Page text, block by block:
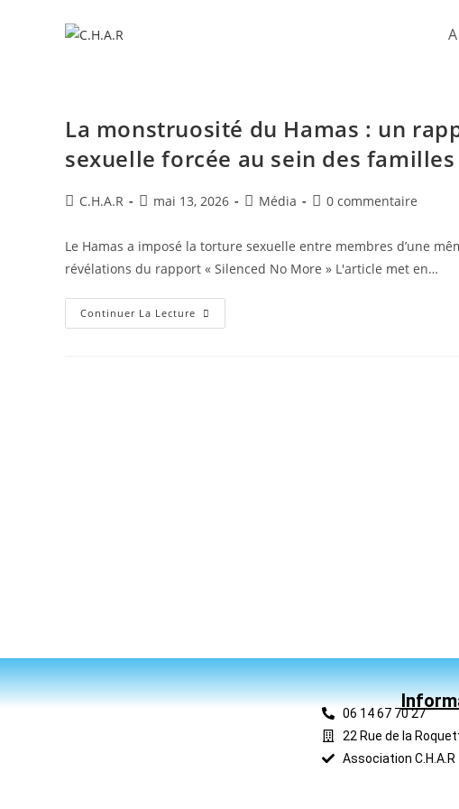
La monstruosité du Hamas : un
sexuelle forcée au sein des familles
C.H.A.R mai 13, 2026 Média 0 commentaire
Le Hamas a imposé la torture sexuelle entre membres d’une
révélations du rapport « Silenced No More » ​L'article met en…
Continuer La Lecture
06 14 67 70 27
22 Rue de la
Association C.H.A.R